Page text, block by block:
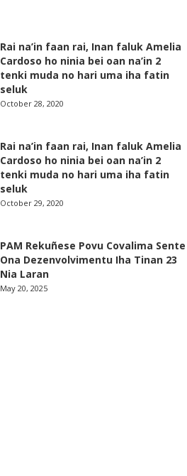
Rai na’in faan rai, Inan faluk Amelia
Cardoso ho ninia bei oan na’in 2
tenki muda no hari uma iha fatin
seluk
October 28, 2020
Rai na’in faan rai, Inan faluk Amelia
Cardoso ho ninia bei oan na’in 2
tenki muda no hari uma iha fatin
seluk
October 29, 2020
PAM Rekuñese Povu Covalima Sente
Ona Dezenvolvimentu Iha Tinan 23
Nia Laran
May 20, 2025